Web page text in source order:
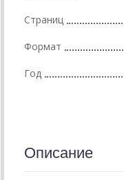
Страниц
Формат
Год
Описание